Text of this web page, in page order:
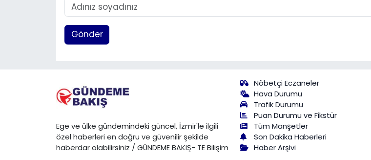
Gönder
Ege ve ülke gündemindeki güncel, İzmir'le ilgili
özel haberleri en doğru ve güvenilir şekilde
haberdar olabilirsiniz / GÜNDEME BAKIŞ- TE Bilişim
Nöbetçi Eczaneler
Hava Durumu
Trafik Durumu
Puan Durumu ve Fikstür
Tüm Manşetler
Son Dakika Haberleri
Haber Arşivi